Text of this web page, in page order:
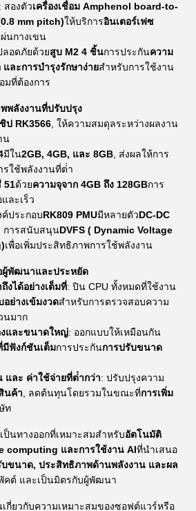
: สองตัวเครื่องเชื่อม Amphenol board-to-
mm pitch)ให้บริการอินเตอร์เฟซ
นกางเขน
ลอดภัยด้วยสูบ M2 4 ชิ้นการประกันความ
ละการบํารุงรักษาง่ายสําหรับการใช้งาน
มที่ต้องการ
พลังงานที่ปรับปรุง
ป RK3566 , ให้ความสมดุลระหว่างผลงาน
น
มีใน2GB, 4GB, และ 8GB , ส่งผลให้การ
รใช้พลังงานที่ต่ํา
51ด้วยความจุจาก 4GB ถึง 128GBการ
ละเร็ว
ค์ประกอบRK809 PMUมีหลายตัวDC-DC
, การสนับสนุนDVFS ( Dynamic Voltage
เพื่อเพิ่มประสิทธิภาพการใช้พลังงาน
ผู้พัฒนาและประหยัด
งได้อย่างเต็มที่: ปิน CPU ทั้งหมดที่ใช้งาน
อย่างเข้มงวดสําหรับการตรวจสอบความ
นมาก
และขนาดใหญ่: ออกแบบให้เหมือนกัน
มีฟังก์ชันเต็มการประกันการปรับขนาด
ละ ค่าใช้จ่ายที่ต่ํากว่า: ปรับปรุงความ
นค้า , ลดต้นทุนโดยรวมในขณะที่การเพิ่ม
ท
เป็นทางออกที่เหมาะสมสําหรับอัตโนมัติ
computing และการใช้งาน AIที่นําเสนอ
ขนาด, ประสิทธิภาพด้านพลังงาน และผล
คต์ และเป็นมิตรกับผู้พัฒนา
กี่ยวกับความเหมาะสมของซอฟต์แวร์หรือ